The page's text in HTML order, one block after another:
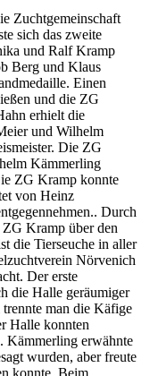
Zuchtgemeinschaft
sich das zweite
und Ralf Kramp
Berg und Klaus
Einen
und die ZG
erhielt die
und Wilhelm
Die ZG
Kämmerling
ZG Kramp konnte
von Heinz
Durch
Kramp über den
die Tierseuche in aller
Nörvenich
Der erste
die Halle geräumiger
trennte man die Käfige
Halle konnten
Kämmerling erwähnte
wurden, aber freute
konnte. Beim